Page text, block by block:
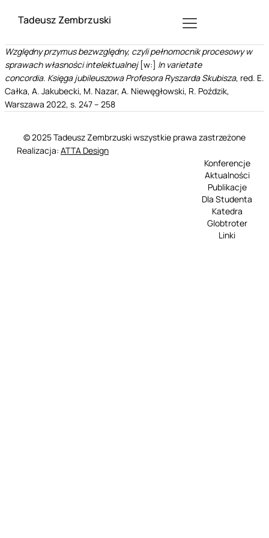
Tadeusz Zembrzuski
Względny przymus bezwzględny, czyli pełnomocnik procesowy w
sprawach własności intelektualnej[w:] In varietate
concordia. Księga jubileuszowa Profesora Ryszarda Skubisza, red. E.
Całka, A. Jakubecki, M. Nazar, A. Niewęgłowski, R. Poździk,
Warszawa 2022, s. 247 – 258
© 2025 Tadeusz Zembrzuski wszystkie prawa zastrzeżone
Realizacja: ATTA Design
Konferencje
Aktualności
Publikacje
Dla Studenta
Katedra
Globtroter
Linki